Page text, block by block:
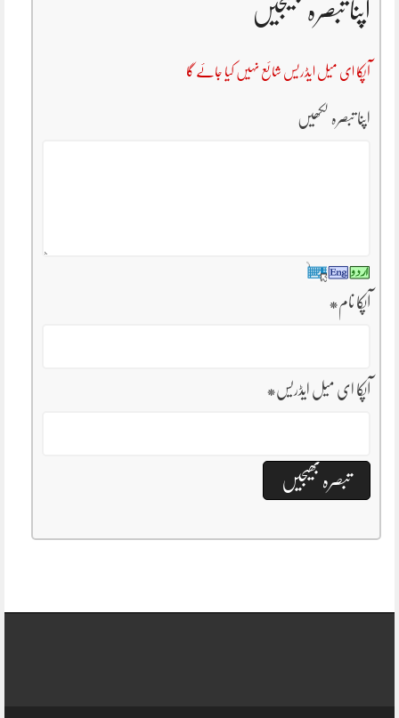
اپنا تبصرہ بھیجیں
آپکا ای میل ایڈریس شائع نہیں کیا جائے گا
اپنا تبصرہ لکھیں
آپکا نام*
آپکا ای میل ایڈریس*